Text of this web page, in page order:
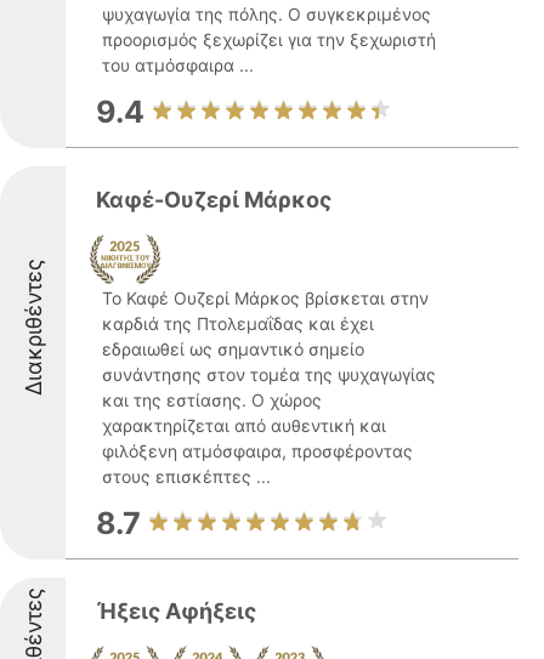
ψυχαγωγία της πόλης. Ο συγκεκριμένος
προορισμός ξεχωρίζει για την ξεχωριστή
του ατμόσφαιρα ...
9.4
Διακριθέντες
Καφέ-Ουζερί Μάρκος
Το Καφέ Ουζερί Μάρκος βρίσκεται στην
καρδιά της Πτολεμαΐδας και έχει
εδραιωθεί ως σημαντικό σημείο
συνάντησης στον τομέα της ψυχαγωγίας
και της εστίασης. Ο χώρος
χαρακτηρίζεται από αυθεντική και
φιλόξενη ατμόσφαιρα, προσφέροντας
στους επισκέπτες ...
8.7
Ήξεις Αφήξεις